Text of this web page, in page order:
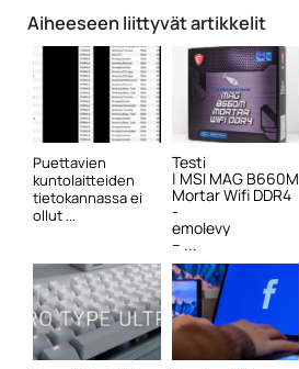
Aiheeseen liittyvät artikkelit
Puettavien
kuntolaitteiden
tietokannassa ei
ollut ...
Testi
| MSI MAG B660M
Mortar Wifi DDR4
-
emolevy
– ...